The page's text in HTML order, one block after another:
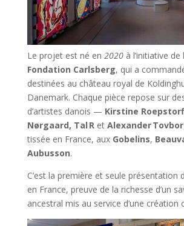
Le projet est né en 2020à l’initiative de
Fondation Carlsberg, qui a
destinées au château royal de
Danemark. Chaque pièce repose sur
d’artistes danois — Kirstine
Nørgaard, Tal R et Alexander
tissée en France, aux Gobelins,
Aubusson.
C’est la première et seule présentation
en France, preuve de la richesse d’un
ancestral mis au service d’une création